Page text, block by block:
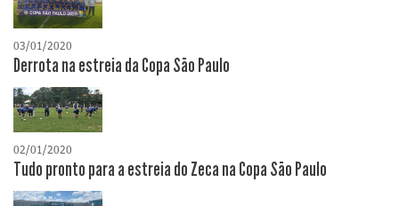
03/01/2020
Derrota na estreia da Copa São Paulo
02/01/2020
Tudo pronto para a estreia do Zeca na Copa São Paulo